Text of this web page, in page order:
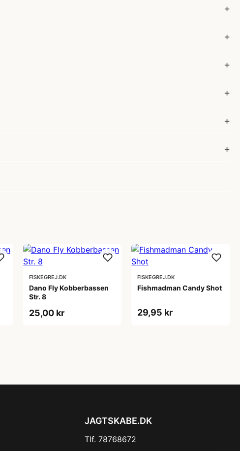
FISKEGREJ.DK
Dano Fly Kobberbassen
Str. 8
25,00 kr
FISKEGREJ.DK
Fishmadman Candy Shot
29,95 kr
JAGTSKABE.DK
Tlf. 78768672